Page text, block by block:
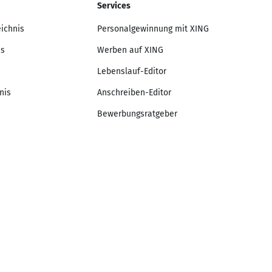
Services
Personalgewinnung mit XING
Werben auf XING
Lebenslauf-Editor
Anschreiben-Editor
Bewerbungsratgeber